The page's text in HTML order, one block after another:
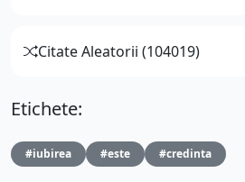
Citate Aleatorii (104019)
Etichete:
#iubirea #este #credinta